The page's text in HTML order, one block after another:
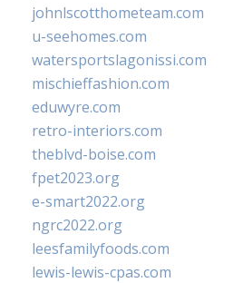
johnlscotthometeam.com
u-seehomes.com
watersportslagonissi.com
mischieffashion.com
eduwyre.com
retro-interiors.com
theblvd-boise.com
fpet2023.org
e-smart2022.org
ngrc2022.org
leesfamilyfoods.com
lewis-lewis-cpas.com